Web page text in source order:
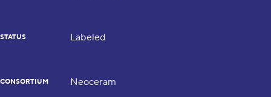
STATUS Labeled
CONSORTIUM Neoceram